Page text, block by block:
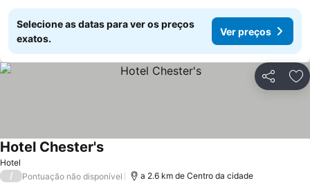
Selecione as datas para ver os preços
exatos.
Ver preços
Partilhar
Hotel
Hotel Chester'sVer preços
/ Pontuação não disponível a 2.6 km de Centro da cidade